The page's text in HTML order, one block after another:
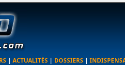
| ACTUALITÉS | DOSSIERS |